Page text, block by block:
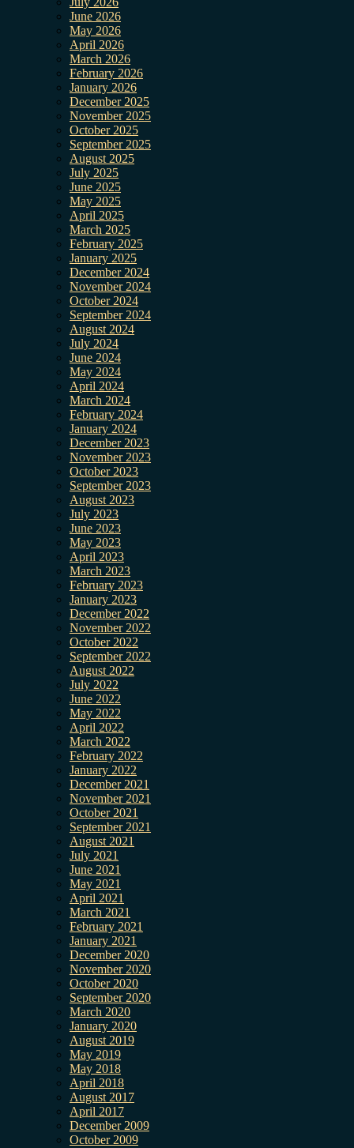
June 2026
May 2026
April 2026
March 2026
February 2026
January 2026
December 2025
November 2025
October 2025
September 2025
August 2025
July 2025
June 2025
May 2025
April 2025
March 2025
February 2025
January 2025
December 2024
November 2024
October 2024
September 2024
August 2024
July 2024
June 2024
May 2024
April 2024
March 2024
February 2024
January 2024
December 2023
November 2023
October 2023
September 2023
August 2023
July 2023
June 2023
May 2023
April 2023
March 2023
February 2023
January 2023
December 2022
November 2022
October 2022
September 2022
August 2022
July 2022
June 2022
May 2022
April 2022
March 2022
February 2022
January 2022
December 2021
November 2021
October 2021
September 2021
August 2021
July 2021
June 2021
May 2021
April 2021
March 2021
February 2021
January 2021
December 2020
November 2020
October 2020
September 2020
March 2020
January 2020
August 2019
May 2019
May 2018
April 2018
August 2017
April 2017
December 2009
October 2009